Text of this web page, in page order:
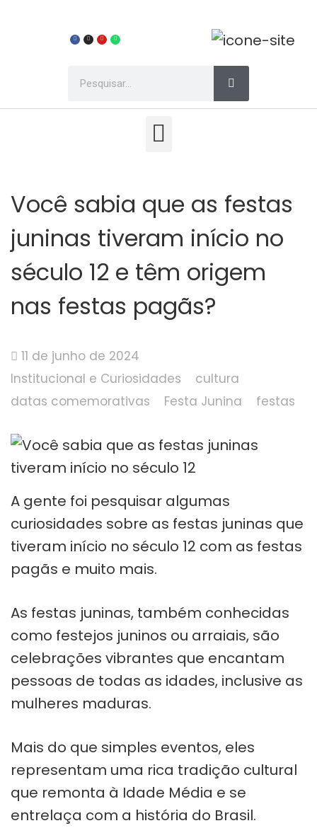
Você sabia que as festas
juninas tiveram início no
século 12 e têm origem
nas festas pagãs?
11 de junho de 2024
Institucional e Curiosidades
cultura
datas comemorativas
Festa Junina festas
A gente foi pesquisar algumas
curiosidades sobre as festas juninas que
tiveram início no século 12 com as festas
pagãs e muito mais.
As festas juninas, também conhecidas
como festejos juninos ou arraiais, são
celebrações vibrantes que encantam
pessoas de todas as idades, inclusive as
mulheres maduras.
Mais do que simples eventos, eles
representam uma rica tradição cultural
que remonta à Idade Média e se
entrelaça com a história do Brasil.